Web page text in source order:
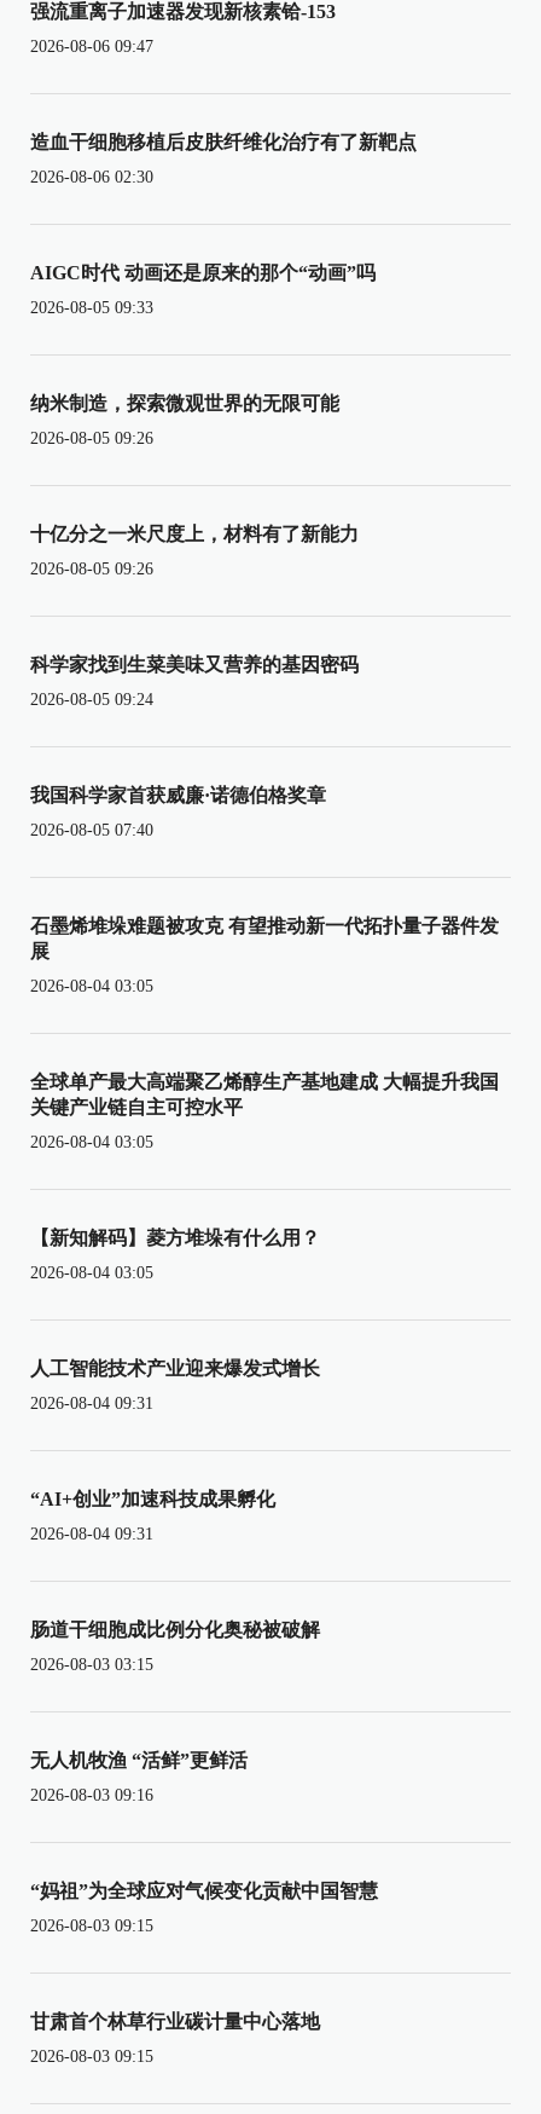
强流重离子加速器发现新核素铪-153
2026-08-06 09:47
造血干细胞移植后皮肤纤维化治疗有了新靶点
2026-08-06 02:30
AIGC时代 动画还是原来的那个“动画”吗
2026-08-05 09:33
纳米制造，探索微观世界的无限可能
2026-08-05 09:26
十亿分之一米尺度上，材料有了新能力
2026-08-05 09:26
科学家找到生菜美味又营养的基因密码
2026-08-05 09:24
我国科学家首获威廉·诺德伯格奖章
2026-08-05 07:40
石墨烯堆垛难题被攻克 有望推动新一代拓扑量子器件发
展
2026-08-04 03:05
全球单产最大高端聚乙烯醇生产基地建成 大幅提升我国
关键产业链自主可控水平
2026-08-04 03:05
【新知解码】菱方堆垛有什么用？
2026-08-04 03:05
人工智能技术产业迎来爆发式增长
2026-08-04 09:31
“AI+创业”加速科技成果孵化
2026-08-04 09:31
肠道干细胞成比例分化奥秘被破解
2026-08-03 03:15
无人机牧渔 “活鲜”更鲜活
2026-08-03 09:16
“妈祖”为全球应对气候变化贡献中国智慧
2026-08-03 09:15
甘肃首个林草行业碳计量中心落地
2026-08-03 09:15